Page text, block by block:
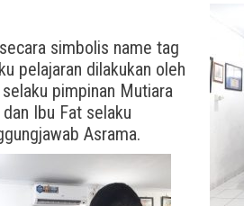
simbolis name tag
pelajaran dilakukan oleh
pimpinan Mutiara
dan Ibu Fat selaku
Asrama.